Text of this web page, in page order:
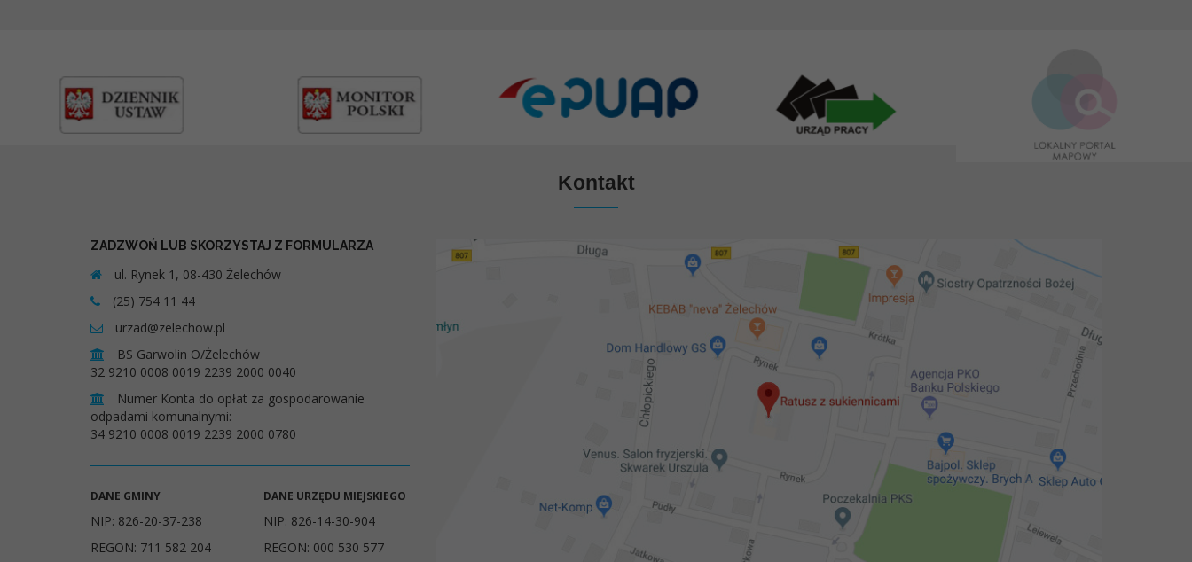
Kontakt
ZADZWOŃ LUB SKORZYSTAJ Z FORMULARZA
ul. Rynek 1, 08-430 Żelechów
(25) 754 11 44
urzad@zelechow.pl
BS Garwolin O/Żelechów
32 9210 0008 0019 2239 2000 0040
Numer Konta do opłat za gospodarowanie
odpadami komunalnymi:
34 9210 0008 0019 2239 2000 0780
DANE GMINY
NIP: 826-20-37-238
REGON: 711 582 204
DANE URZĘDU MIEJSKIEGO
NIP: 826-14-30-904
REGON: 000 530 577